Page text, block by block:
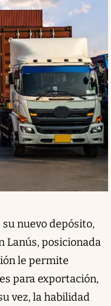
nuevo depósito,
Lanús, posicionada
le permite
para exportación,
vez, la habilidad